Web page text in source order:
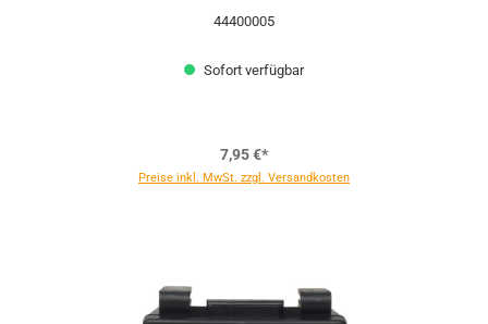
44400005
Sofort verfügbar
7,95 €*
Preise inkl. MwSt. zzgl. Versandkosten